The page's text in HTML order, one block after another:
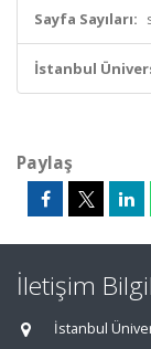
Sayfa Sayıları:
İstanbul
Paylaş
İletişim
İstanbul